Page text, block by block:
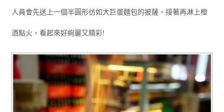
人員會先送上一個半圓形彷如大巨蛋麵包的披薩，接著再淋上橙
酒點火，看起來好絢麗又精彩!